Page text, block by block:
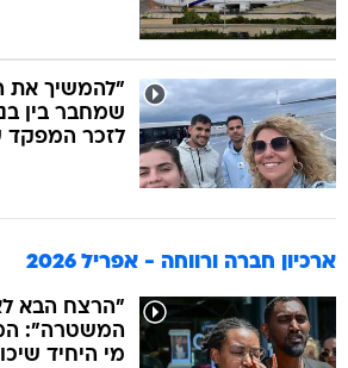
"להמשיך את
שמחבר בין
לזכר המפקד
ארכיון חברה ורווחה - אפריל 2026
"הרצח הבא
המשטרה":
מי היחיד